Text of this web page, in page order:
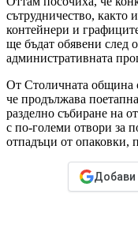
сътрудничество, както
контейнери и
ще бъдат обявени след
административната
От Столичната община
че продължава
разделно събиране на
с по-големи отвори за
отпадъци от
Добави